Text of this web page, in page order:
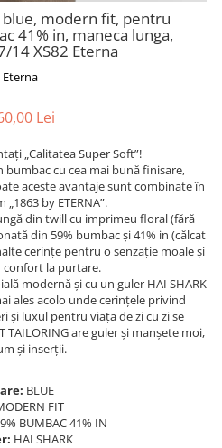
modern fit, pentru
41% in, maneca lunga,
14 XS82 Eterna
Eterna
Lei
„Calitatea Super Soft”!
bumbac cu cea mai bună finisare,
aceste avantaje sunt combinate în
by ETERNA”.
din twill cu imprimeu floral (fără
din 59% bumbac și 41% in (călcat
cerințe pentru o senzație moale și
confort la purtare.
modernă și cu un guler HAI SHARK
ales acolo unde cerințele privind
și luxul pentru viața de zi cu zi se
TAILORING are guler și manșete moi,
și inserții.
BLUE
FIT
BUMBAC 41% IN
HAI SHARK